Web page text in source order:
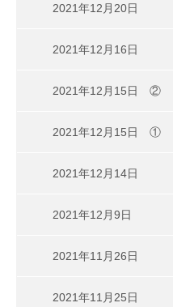
2021年12月20日
2021年12月16日
2021年12月15日 ②
2021年12月15日 ①
2021年12月14日
2021年12月9日
2021年11月26日
2021年11月25日